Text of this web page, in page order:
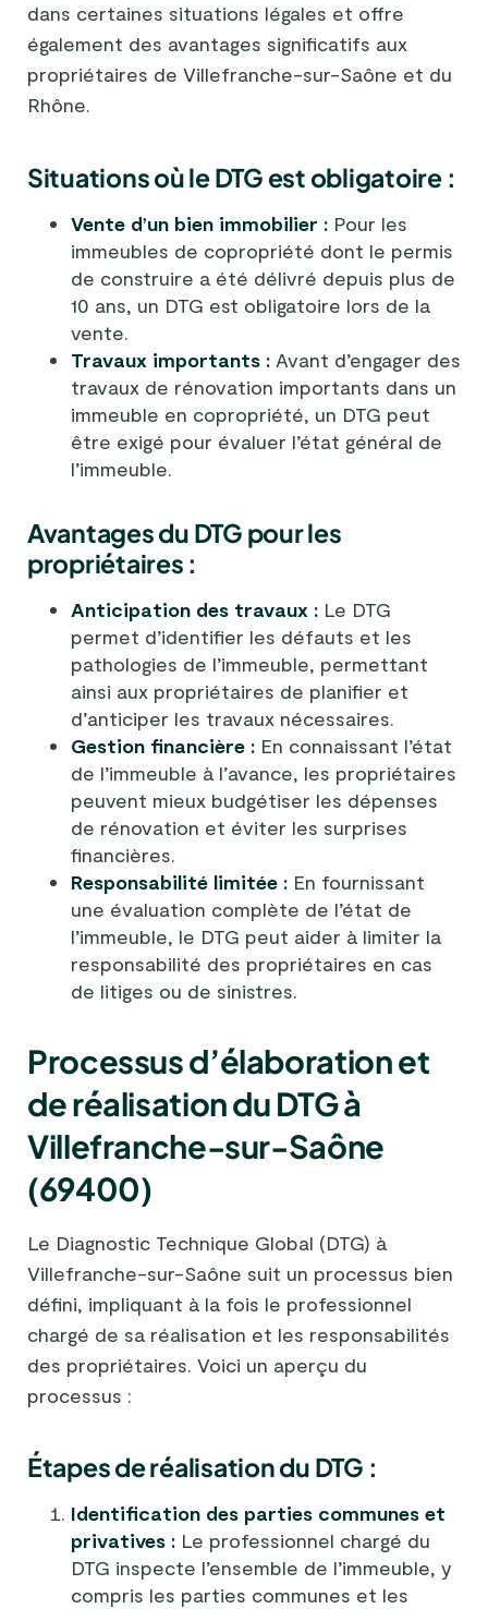
dans certaines situations légales et offre
également des avantages significatifs aux
propriétaires de Villefranche-sur-Saône et du
Rhône.
Situations où le DTG est obligatoire :
Vente d’un bien immobilier : Pour les
immeubles de copropriété dont le permis
de construire a été délivré depuis plus de
10 ans, un DTG est obligatoire lors de la
vente.
Travaux importants : Avant d’engager des
travaux de rénovation importants dans un
immeuble en copropriété, un DTG peut
être exigé pour évaluer l’état général de
l’immeuble.
Avantages du DTG pour les
propriétaires :
Anticipation des travaux : Le DTG
permet d’identifier les défauts et les
pathologies de l’immeuble, permettant
ainsi aux propriétaires de planifier et
d’anticiper les travaux nécessaires.
Gestion financière : En connaissant l’état
de l’immeuble à l’avance, les propriétaires
peuvent mieux budgétiser les dépenses
de rénovation et éviter les surprises
financières.
Responsabilité limitée : En fournissant
une évaluation complète de l’état de
l’immeuble, le DTG peut aider à limiter la
responsabilité des propriétaires en cas
de litiges ou de sinistres.
Processus d’élaboration et
de réalisation du DTG à
Villefranche-sur-Saône
(69400)
Le Diagnostic Technique Global (DTG) à
Villefranche-sur-Saône suit un processus bien
défini, impliquant à la fois le professionnel
chargé de sa réalisation et les responsabilités
des propriétaires. Voici un aperçu du
processus :
Étapes de réalisation du DTG :
Identification des parties communes et
privatives : Le professionnel chargé du
DTG inspecte l’ensemble de l’immeuble, y
compris les parties communes et les